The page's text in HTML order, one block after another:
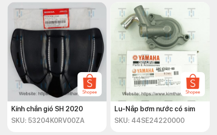
Kính chắn gió SH 2020
SKU: 53204K0RV00ZA
Lu-Nắp bơm nước có sim
SKU: 44SE24220000